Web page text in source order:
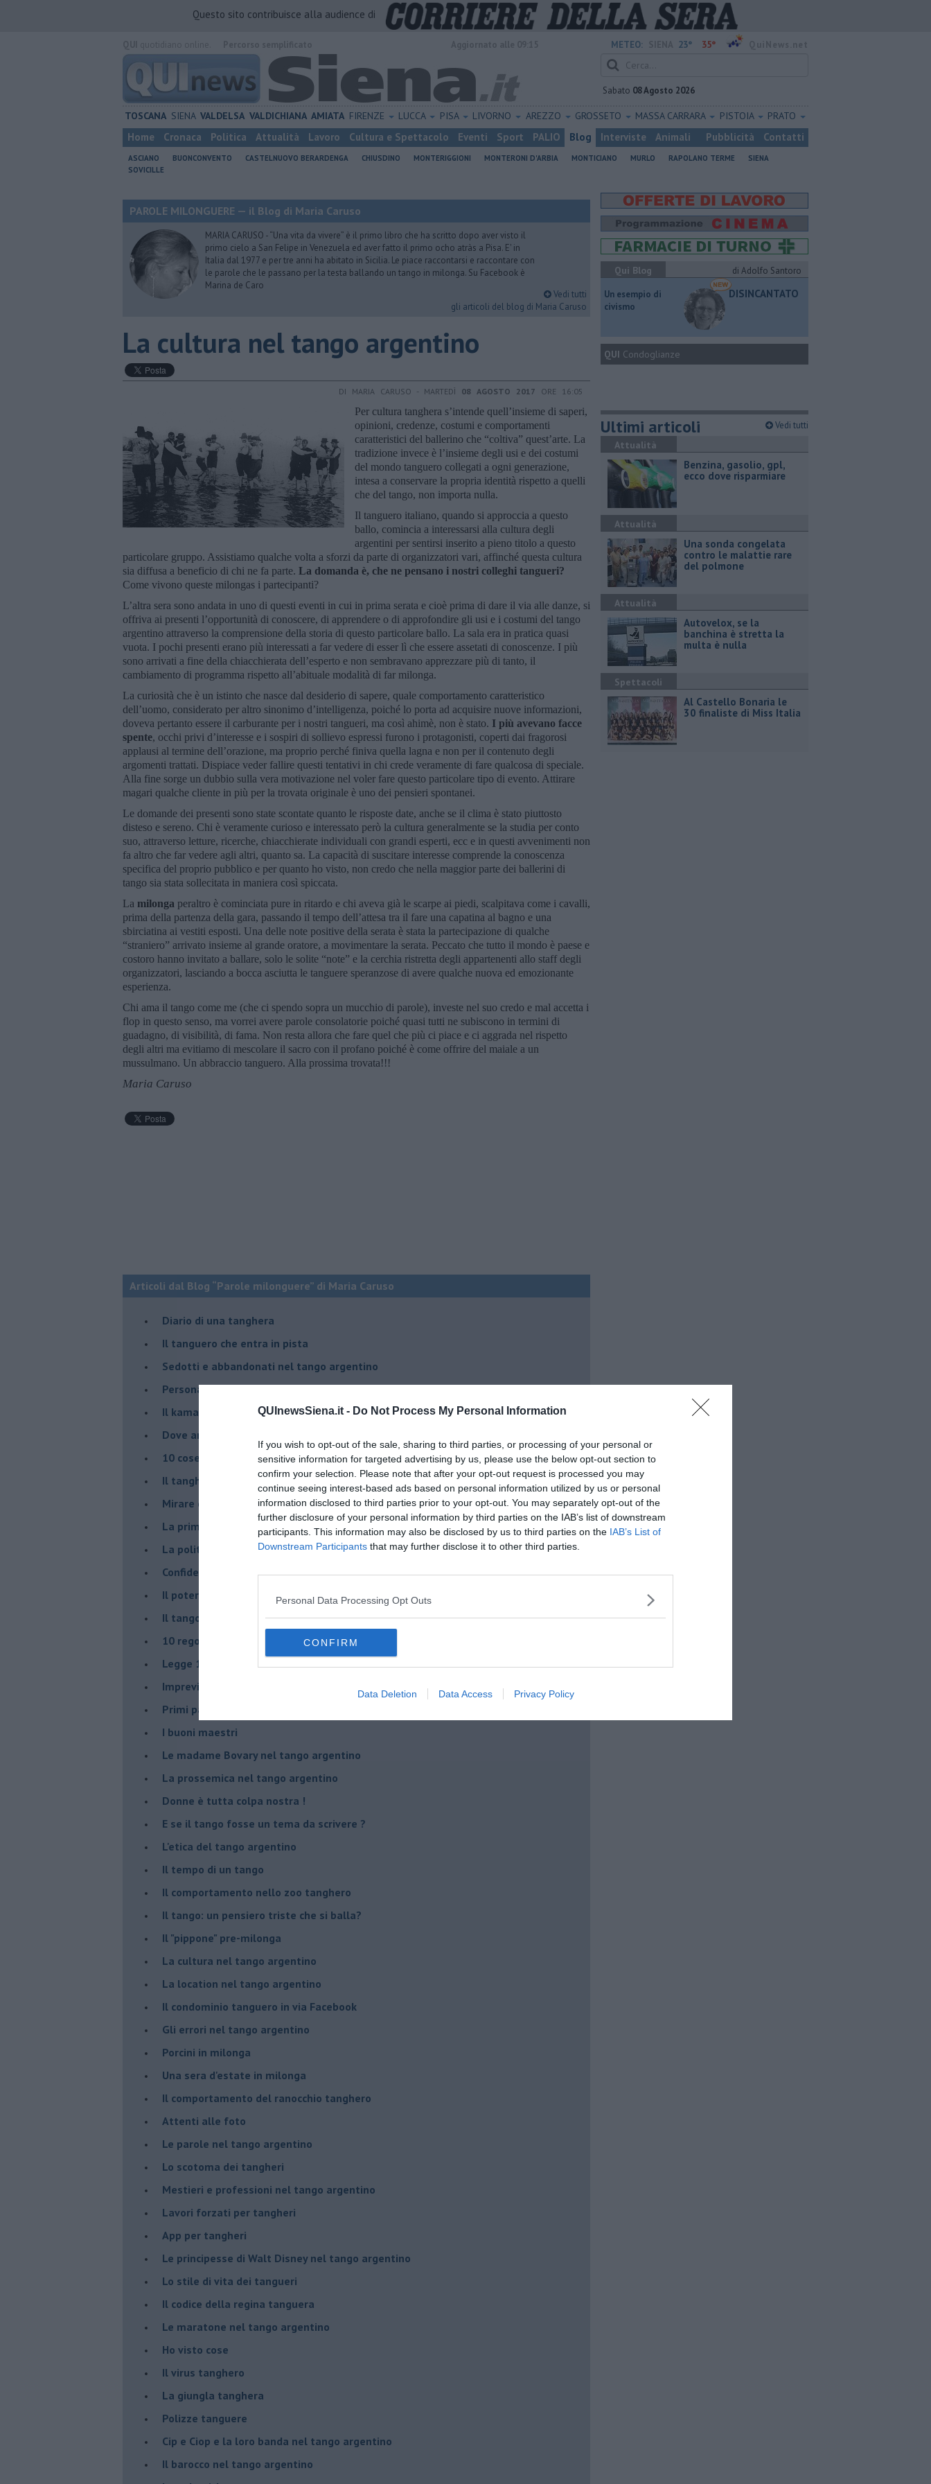
QUInewsSiena.it - Do Not Process My Personal Information
If you wish to opt-out of the sale, sharing to third parties, or processing of your personal or
sensitive information for targeted advertising by us, please use the below opt-out section to
confirm your selection. Please note that after your opt-out request is processed you may
continue seeing interest-based ads based on personal information utilized by us or personal
information disclosed to third parties prior to your opt-out. You may separately opt-out of the
further disclosure of your personal information by third parties on the IAB’s list of downstream
participants. This information may also be disclosed by us to third parties on the IAB’s List of
Downstream Participants that may further disclose it to other third parties.
Personal Data Processing Opt Outs
CONFIRM
Data Deletion Data Access Privacy Policy
Questo sito contribuisce alla audience di
METEO: 23° 35°
Sabato 08 Agosto 2026
TOSCANA SIENA VALDELSA VALDICHIANA AMIATA FIRENZE LUCCA PISA LIVORNO AREZZO GROSSETO MASSA CARRARA PISTOIA PRATO
Home Cronaca Politica Attualità Lavoro Cultura e Spettacolo Eventi Sport PALIO Blog Interviste Animali Pubblicità Contatti
ASCIANO BUONCONVENTO CASTELNUOVO BERARDENGA CHIUSDINO MONTERIGGIONI MONTERONI D'ARBIA MONTICIANO MURLO RAPOLANO TERME
SIENA
SOVICILLE
PAROLE MILONGUERE — il Blog di Maria Caruso
MARIA CARUSO - “Una vita da vivere” è il primo libro che ha scritto dopo aver visto il
primo cielo a San Felipe in Venezuela ed aver fatto il primo ocho atràs a Pisa. E' in
Italia dal 1977 e per tre anni ha abitato in Sicilia. Le piace raccontarsi e raccontare con
le parole che le passano per la testa ballando un tango in milonga. Su Facebook è
Marina de Caro
Vedi tutti
gli articoli del blog di Maria Caruso
La cultura nel tango argentino
DI MARIA CARUSO - MARTEDÌ 08 AGOSTO 2017 ORE 16:05
Per cultura tanghera s’intende quell’insieme di saperi,
opinioni, credenze, costumi e comportamenti
caratteristici del ballerino che “coltiva” quest’arte. La
tradizione invece è l’insieme degli usi e dei costumi
del mondo tanguero collegati a ogni generazione,
intesa a conservare la propria identità rispetto a quelli
che del tango, non importa nulla.
Il tanguero italiano, quando si approccia a questo
ballo, comincia a interessarsi alla cultura degli
argentini per sentirsi inserito a pieno titolo a questo
particolare gruppo. Assistiamo qualche volta a sforzi da parte di organizzatori vari, affinché questa cultura
sia diffusa a beneficio di chi ne fa parte. La domanda è, che ne pensano i nostri colleghi tangueri?
Come vivono queste milongas i partecipanti?
L’altra sera sono andata in uno di questi eventi in cui in prima serata e cioè prima di dare il via alle danze, si
offriva ai presenti l’opportunità di conoscere, di apprendere o di approfondire gli usi e i costumi del tango
argentino attraverso la comprensione della storia di questo particolare ballo. La sala era in pratica quasi
vuota. I pochi presenti erano più interessati a far vedere di esser lì che essere assetati di conoscenze. I più
sono arrivati a fine della chiacchierata dell’esperto e non sembravano apprezzare più di tanto, il
cambiamento di programma rispetto all’abituale modalità di far milonga.
La curiosità che è un istinto che nasce dal desiderio di sapere, quale comportamento caratteristico
dell’uomo, considerato per altro sinonimo d’intelligenza, poiché lo porta ad acquisire nuove informazioni,
doveva pertanto essere il carburante per i nostri tangueri, ma così ahimè, non è stato. I più avevano facce
spente, occhi privi d’interesse e i sospiri di sollievo espressi furono i protagonisti, coperti dai fragorosi
applausi al termine dell’orazione, ma proprio perché finiva quella lagna e non per il contenuto degli
argomenti trattati. Dispiace veder fallire questi tentativi in chi crede veramente di fare qualcosa di speciale.
Alla fine sorge un dubbio sulla vera motivazione nel voler fare questo particolare tipo di evento. Attirare
magari qualche cliente in più per la trovata originale è uno dei pensieri spontanei.
Le domande dei presenti sono state scontate quanto le risposte date, anche se il clima è stato piuttosto
disteso e sereno. Chi è veramente curioso e interessato però la cultura generalmente se la studia per conto
suo, attraverso letture, ricerche, chiacchierate individuali con grandi esperti, ecc e in questi avvenimenti non
fa altro che far vedere agli altri, quanto sa. La capacità di suscitare interesse comprende la conoscenza
specifica del proprio pubblico e per quanto ho visto, non credo che nella maggior parte dei ballerini di
tango sia stata sollecitata in maniera così spiccata.
La milonga peraltro è cominciata pure in ritardo e chi aveva già le scarpe ai piedi, scalpitava come i cavalli,
prima della partenza della gara, passando il tempo dell’attesa tra il fare una capatina al bagno e una
sbirciatina ai vestiti esposti. Una delle note positive della serata è stata la partecipazione di qualche
“straniero” arrivato insieme al grande oratore, a movimentare la serata. Peccato che tutto il mondo è paese e
costoro hanno invitato a ballare, solo le solite “note” e la cerchia ristretta degli appartenenti allo staff degli
organizzatori, lasciando a bocca asciutta le tanguere speranzose di avere qualche nuova ed emozionante
esperienza.
Chi ama il tango come me (che ci spendo sopra un mucchio di parole), investe nel suo credo e mal accetta i
flop in questo senso, ma vorrei avere parole consolatorie poiché quasi tutti ne subiscono in termini di
guadagno, di visibilità, di fama. Non resta allora che fare quel che più ci piace e ci aggrada nel rispetto
degli altri ma evitiamo di mescolare il sacro con il profano poiché è come offrire del maiale a un
mussulmano. Un abbraccio tanguero. Alla prossima trovata!!!
Maria Caruso
Articoli dal Blog “Parole milonguere” di Maria Caruso
Diario di una tanghera
Il tanguero che entra in pista
Sedotti e abbandonati nel tango argentino
Personalità tanguera
Il kamasutango
Dove andiamo stasera?
10 cose da non dire a fine tanda
Il tanghero odioso
Mirare con la PNL
La prima volta
La politica nel tango argentino
Confidenze tanghere
Il potere delle tangueras
Il tango genera emozioni positive
10 regole tanguere che dovremmo imparare
Legge 104: agevolazione per tangueri
Imprevisti di vita milonghera
Primi passi
I buoni maestri
Le madame Bovary nel tango argentino
La prossemica nel tango argentino
Donne è tutta colpa nostra !
E se il tango fosse un tema da scrivere ?
L'etica del tango argentino
Il tempo di un tango
Il comportamento nello zoo tanghero
Il tango: un pensiero triste che si balla?
Il "pippone" pre-milonga
La cultura nel tango argentino
La location nel tango argentino
Il condominio tanguero in via Facebook
Gli errori nel tango argentino
Porcini in milonga
Una sera d'estate in milonga
Il comportamento del ranocchio tanghero
Attenti alle foto
Le parole nel tango argentino
Lo scotoma dei tangheri
Mestieri e professioni nel tango argentino
Lavori forzati per tangheri
App per tangheri
Le principesse di Walt Disney nel tango argentino
Lo stile di vita dei tangueri
Il codice della regina tanguera
Le maratone nel tango argentino
Ho visto cose
Il virus tanghero
La giungla tanghera
Polizze tanguere
Cip e Ciop e la loro banda nel tango argentino
Il barocco nel tango argentino
Qui Blog
di Adolfo Santoro
​Un esempio di
civismo
DISINCANTATO
QUI Condoglianze
Ultimi articoli Vedi tutti
Attualità
​Benzina, gasolio, gpl,
ecco dove risparmiare
Attualità
Una sonda congelata
contro le malattie rare
del polmone
Attualità
Autovelox, se la
banchina è stretta la
multa è nulla
Spettacoli
Al Castello Bonaria le
30 finaliste di Miss Italia